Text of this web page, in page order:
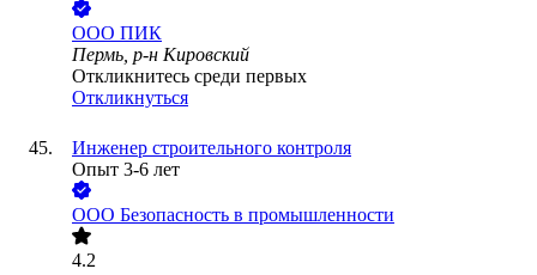
ООО ПИК
Пермь, р-н Кировский
Откликнитесь среди первых
Откликнуться
Инженер строительного контроля
Опыт 3-6 лет
ООО Безопасность в промышленности
4.2